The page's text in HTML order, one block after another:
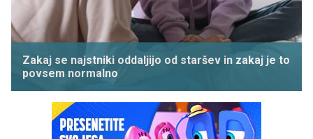
Zakaj se najstniki oddaljijo od staršev in zakaj je to
povsem normalno